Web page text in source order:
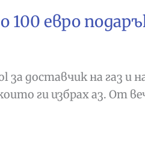
евро
доставчик на газ и
ги избрах аз. От